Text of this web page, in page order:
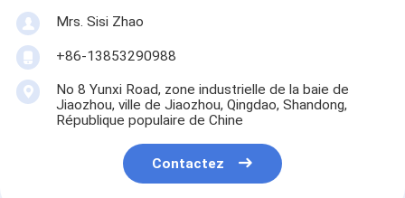
Mrs. Sisi Zhao
+86-13853290988
No 8 Yunxi Road, zone industrielle de la baie de
Jiaozhou, ville de Jiaozhou, Qingdao, Shandong,
République populaire de Chine
Contactez